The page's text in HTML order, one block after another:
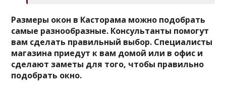
Размеры окон в Касторама можно подобрать
самые разнообразные. Консультанты помогут
вам сделать правильный выбор. Специалисты
магазина приедут к вам домой или в офис и
сделают заметы для того, чтобы правильно
подобрать окно.